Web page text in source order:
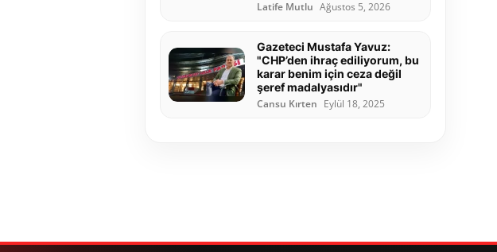
Latife Mutlu Ağustos 5, 2026
Gazeteci Mustafa Yavuz:
"CHP’den ihraç ediliyorum, bu
karar benim için ceza değil
şeref madalyasıdır"
Cansu Kırten Eylül 18, 2025